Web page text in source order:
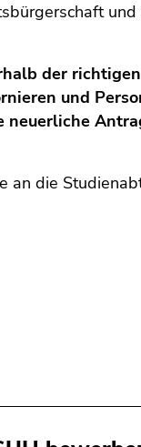
der
und
neuerliche
an die